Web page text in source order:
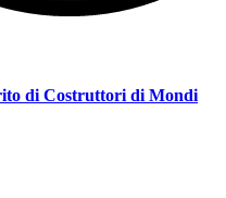
di Costruttori di Mondi